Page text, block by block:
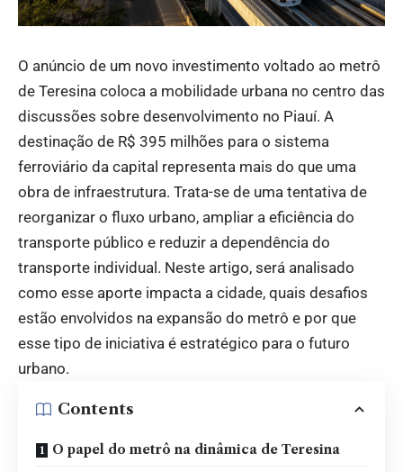
O anúncio de um novo investimento voltado ao metrô
de Teresina coloca a mobilidade urbana no centro das
discussões sobre desenvolvimento no Piauí. A
destinação de R$ 395 milhões para o sistema
ferroviário da capital representa mais do que uma
obra de infraestrutura. Trata-se de uma tentativa de
reorganizar o fluxo urbano, ampliar a eficiência do
transporte público e reduzir a dependência do
transporte individual. Neste artigo, será analisado
como esse aporte impacta a cidade, quais desafios
estão envolvidos na expansão do metrô e por que
esse tipo de iniciativa é estratégico para o futuro
urbano.
Contents
O papel do metrô na dinâmica de Teresina